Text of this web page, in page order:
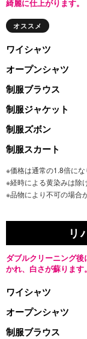
綺麗に仕上がります。
オススメ
ワイシャツ
オープンシャツ
制服ブラウス
制服ジャケット
制服ズボン
制服スカート
※価格は通常の1.8倍にな
※経時による黄染みは除
※品物により不可の場合
リ
ダブルクリーニング
かれ、白さが蘇ります。
ワイシャツ
オープンシャツ
制服ブラウス